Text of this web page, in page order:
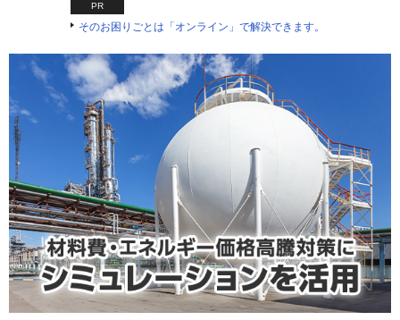
PR
そのお困りごとは「オンライン」で解決できます。